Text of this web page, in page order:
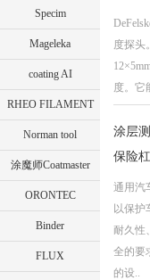
Specim
Mageleka
coating AI
RHEO FILAMENT
Norman tool
涂魔师Coatmaster
ORONTEC
Binder
FLUX
度探头
度。它
涂层
保险
通用汽
以保护
耐久性
全的要
的设..